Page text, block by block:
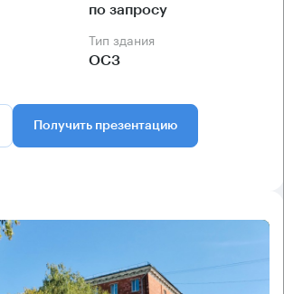
по запросу
Тип здания
ОСЗ
Получить презентацию